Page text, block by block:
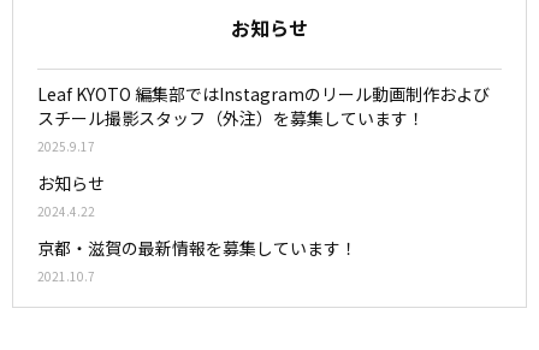
お知らせ
Leaf KYOTO 編集部ではInstagramのリール動画制作および
スチール撮影スタッフ（外注）を募集しています！
2025.9.17
お知らせ
2024.4.22
京都・滋賀の最新情報を募集しています！
2021.10.7